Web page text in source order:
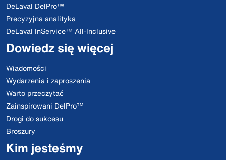
DeLaval DelPro™
Precyzyjna analityka
DeLaval InService™ All-Inclusive
Dowiedz się więcej
Wiadomości
Wydarzenia i zaproszenia
Warto przeczytać
Zainspirowani DelPro™
Drogi do sukcesu
Broszury
Kim jesteśmy